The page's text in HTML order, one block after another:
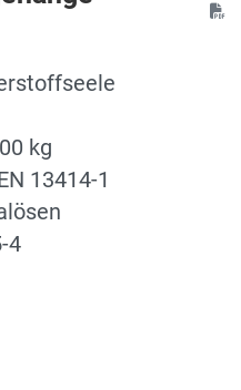
kg
13414-1
4